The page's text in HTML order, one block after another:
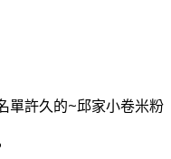
單許久的~邱家小卷米粉